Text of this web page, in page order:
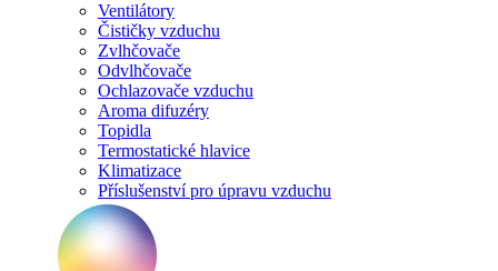
Ventilátory
Čističky vzduchu
Zvlhčovače
Odvlhčovače
Ochlazovače vzduchu
Aroma difuzéry
Topidla
Termostatické hlavice
Klimatizace
Příslušenství pro úpravu vzduchu